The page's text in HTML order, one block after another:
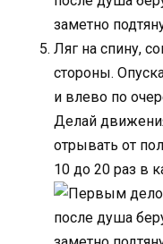
Ляг на спину,
стороны.
и влево по
Делай
отрывать от
10 до 20 раз в